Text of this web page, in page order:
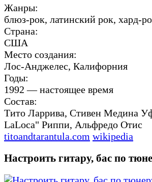
Жанры:
блюз-рок, латинский рок, хард-
Страна:
США
Место создания:
Лос-Анджелес, Калифорния
Годы:
1992 — настоящее время
Состав:
Тито Ларрива, Стивен Медина
LaLoca" Риппи, Альфредо Отис
titoandtarantula.com wikipedia
Настроить гитару, бас по